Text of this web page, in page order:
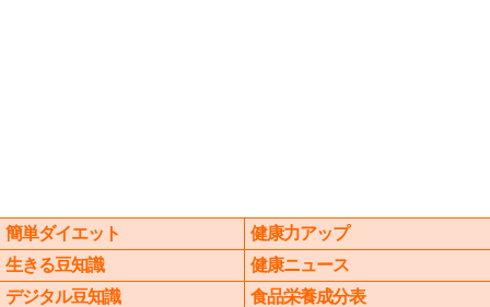
簡単ダイエット
健康力アップ
生きる豆知識
健康ニュース
デジタル豆知識
食品栄養成分表